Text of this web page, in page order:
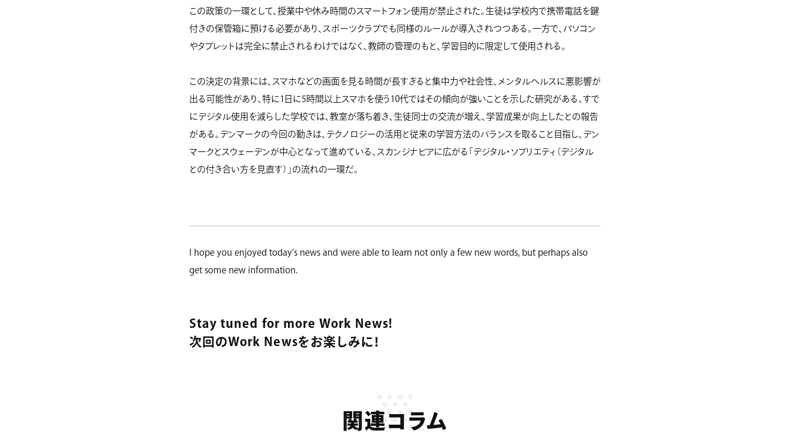
この政策の一環として、授業中や休み時間のスマートフォン使用が禁止された。生徒は学校内で携帯電話を鍵
付きの保管箱に預ける必要があり、スポーツクラブでも同様のルールが導入されつつある。一方で、パソコン
やタブレットは完全に禁止されるわけではなく、教師の管理のもと、学習目的に限定して使用される。
この決定の背景には、スマホなどの画面を見る時間が長すぎると集中力や社会性、メンタルヘルスに悪影響が
出る可能性があり、特に1日に5時間以上スマホを使う10代ではその傾向が強いことを示した研究がある。すで
にデジタル使用を減らした学校では、教室が落ち着き、生徒同士の交流が増え、学習成果が向上したとの報告
がある。デンマークの今回の動きは、テクノロジーの活用と従来の学習方法のバランスを取ること目指し、デン
マークとスウェーデンが中心となって進めている、スカンジナビアに広がる「デジタル・ソブリエティ（デジタル
との付き合い方を見直す）」の流れの一環だ。
I hope you enjoyed today’s news and were able to learn not only a few new words, but perhaps also
get some new information.
Stay tuned for more Work News!
次回のWork Newsをお楽しみに！
関連コラム